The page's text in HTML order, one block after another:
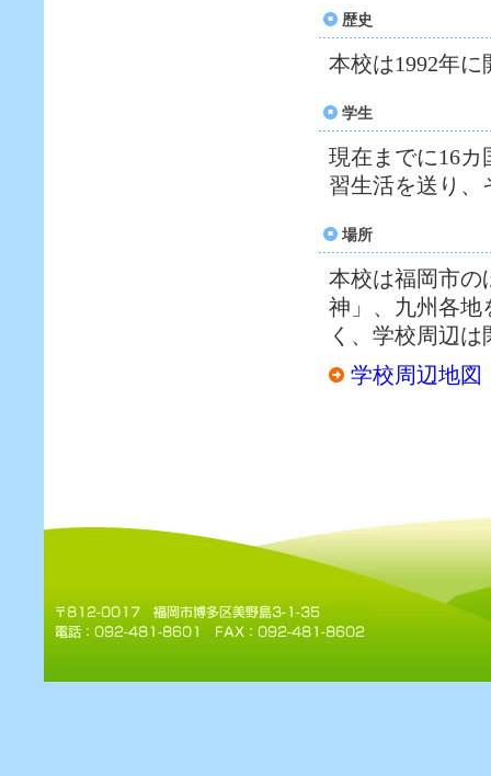
歴史
本校は1992年
学生
現在までに16
習生活を送り、
場所
本校は福岡市の
神」、九州各地
く、学校周辺
学校周辺地図